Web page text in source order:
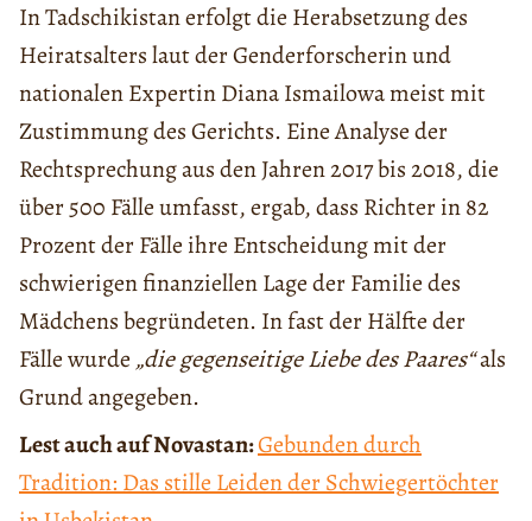
In Tadschikistan erfolgt die Herabsetzung des
Heiratsalters laut der Genderforscherin und
nationalen Expertin Diana Ismailowa meist mit
Zustimmung des Gerichts. Eine Analyse der
Rechtsprechung aus den Jahren 2017 bis 2018, die
über 500 Fälle umfasst, ergab, dass Richter in 82
Prozent der Fälle ihre Entscheidung mit der
schwierigen finanziellen Lage der Familie des
Mädchens begründeten. In fast der Hälfte der
Fälle wurde „die gegenseitige Liebe des Paares“als
Grund angegeben.
Lest auch auf Novastan:Gebunden durch
Tradition: Das stille Leiden der Schwiegertöchter